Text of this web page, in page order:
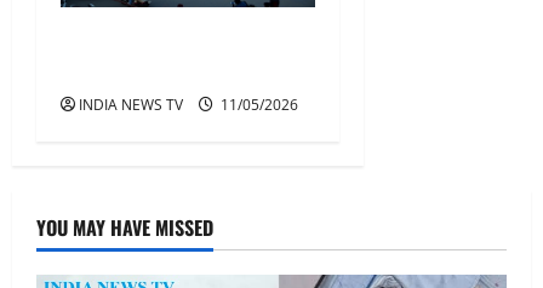
INDIA NEWS TV 11/05/2026
YOU MAY HAVE MISSED